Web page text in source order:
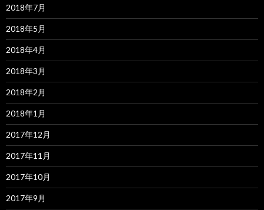
2018年7月
2018年5月
2018年4月
2018年3月
2018年2月
2018年1月
2017年12月
2017年11月
2017年10月
2017年9月